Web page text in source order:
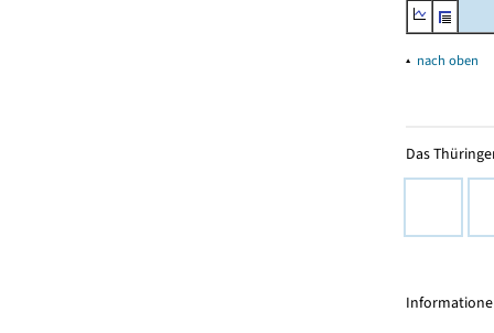
▴ nach oben
Das